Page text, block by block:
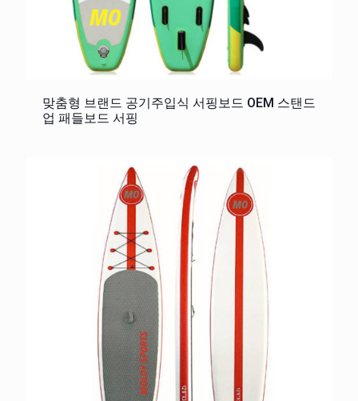
맞춤형 브랜드 공기주입식 서핑보드 OEM 스탠드
업 패들보드 서핑